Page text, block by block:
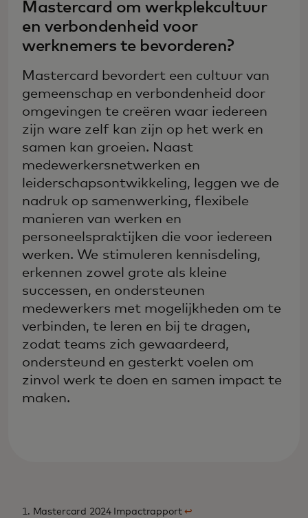
Mastercard om werkplekcultuur
en verbondenheid voor
werknemers te bevorderen?
Mastercard bevordert een cultuur van
gemeenschap en verbondenheid door
omgevingen te creëren waar iedereen
zijn ware zelf kan zijn op het werk en
samen kan groeien. Naast
medewerkersnetwerken en
leiderschapsontwikkeling, leggen we de
nadruk op samenwerking, flexibele
manieren van werken en
personeelspraktijken die voor iedereen
werken. We stimuleren kennisdeling,
erkennen zowel grote als kleine
successen, en ondersteunen
medewerkers met mogelijkheden om te
verbinden, te leren en bij te dragen,
zodat teams zich gewaardeerd,
ondersteund en gesterkt voelen om
zinvol werk te doen en samen impact te
maken.
1. Mastercard 2024 Impactrapport↩